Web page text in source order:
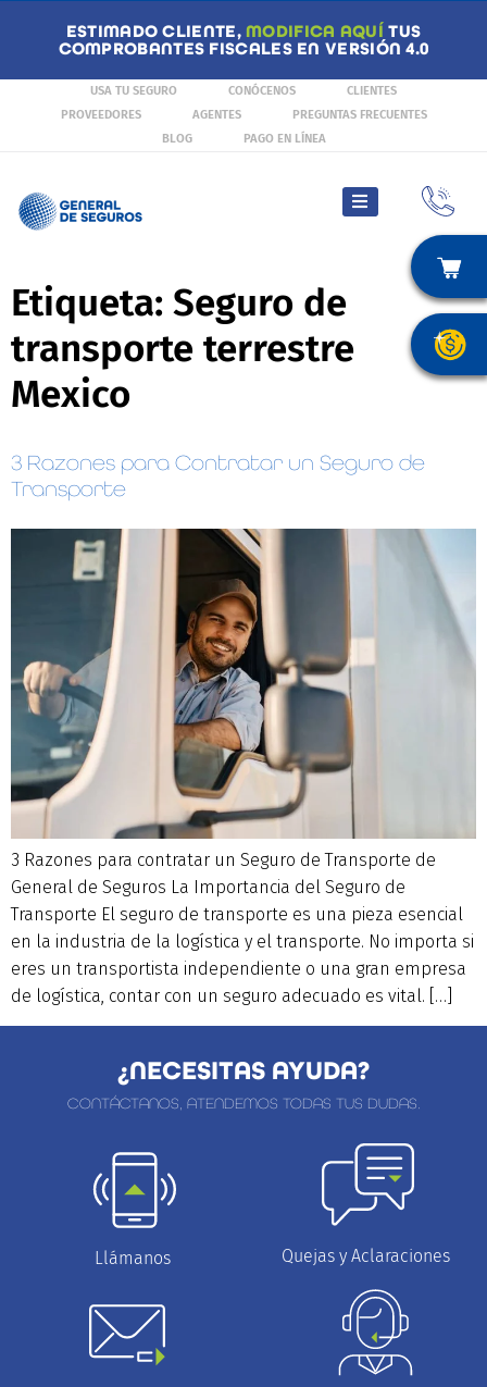
ESTIMADO CLIENTE, MODIFICA AQUÍ TUS
COMPROBANTES FISCALES EN VERSIÓN 4.0
USA TU SEGURO CONÓCENOS
CLIENTES
PROVEEDORES
AGENTES
PREGUNTAS FRECUENTES
BLOG
PAGO EN LÍNEA
Etiqueta: Seguro de
transporte terrestre
Mexico
3 Razones para Contratar un Seguro de
Transporte
3 Razones para contratar un Seguro de Transporte de
General de Seguros La Importancia del Seguro de
Transporte El seguro de transporte es una pieza esencial
en la industria de la logística y el transporte. No importa si
eres un transportista independiente o una gran empresa
de logística, contar con un seguro adecuado es vital. […]
¿NECESITAS AYUDA?
CONTÁCTANOS, ATENDEMOS TODAS TUS DUDAS.
Llámanos Quejas y Aclaraciones